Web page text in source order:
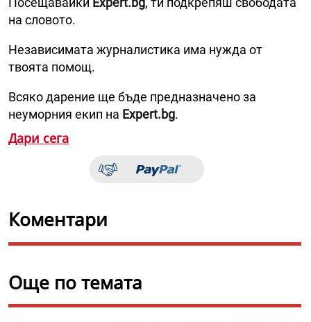
на словото.
Независимата журналистика има нужда от
твоята помощ.
Всяко дарение ще бъде предназначено за
неуморния екип на Expert.bg.
Дари сега
Коментари
Още по темата